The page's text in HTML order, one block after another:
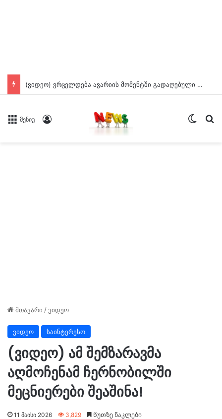
(ვიდეო) ვრცელდება ავარიის მომენტში გადაღებული კადრები ბათუმიდან
მენიუ
მთავარი / ვიდეო
ვიდეო საინტერესო
(ვიდეო) ამ შემზარავმა
აღმოჩენამ ჩერნობილში
მეცნიერები შეაშინა!
11 მაისი 2026 3,829 Წუთზე ნაკლები